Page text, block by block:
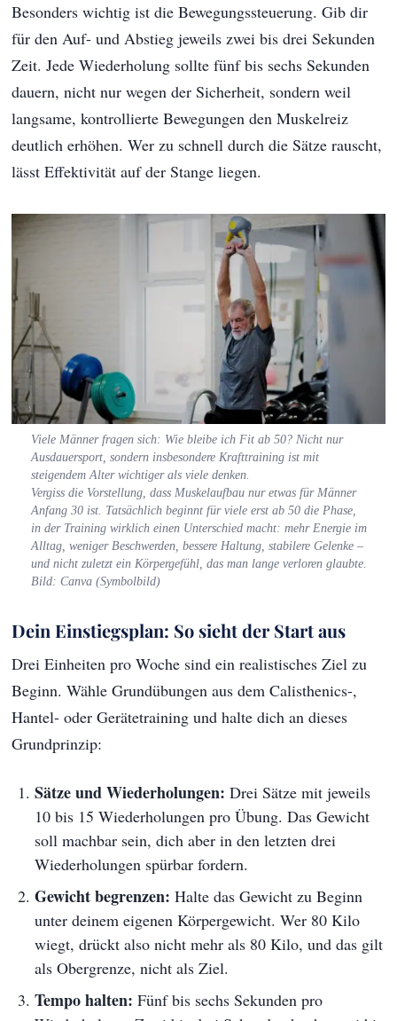
Besonders wichtig ist die Bewegungssteuerung. Gib dir
für den Auf- und Abstieg jeweils zwei bis drei Sekunden
Zeit. Jede Wiederholung sollte fünf bis sechs Sekunden
dauern, nicht nur wegen der Sicherheit, sondern weil
langsame, kontrollierte Bewegungen den Muskelreiz
deutlich erhöhen. Wer zu schnell durch die Sätze rauscht,
lässt Effektivität auf der Stange liegen.
Viele Männer fragen sich: Wie bleibe ich Fit ab 50? Nicht nur
Ausdauersport, sondern insbesondere Krafttraining ist mit
steigendem Alter wichtiger als viele denken.
Vergiss die Vorstellung, dass Muskelaufbau nur etwas für Männer
Anfang 30 ist. Tatsächlich beginnt für viele erst ab 50 die Phase,
in der Training wirklich einen Unterschied macht: mehr Energie im
Alltag, weniger Beschwerden, bessere Haltung, stabilere Gelenke –
und nicht zuletzt ein Körpergefühl, das man lange verloren glaubte.
Bild: Canva (Symbolbild)
Dein Einstiegsplan: So sieht der Start aus
Drei Einheiten pro Woche sind ein realistisches Ziel zu
Beginn. Wähle Grundübungen aus dem Calisthenics-,
Hantel- oder Gerätetraining und halte dich an dieses
Grundprinzip:
Sätze und Wiederholungen: Drei Sätze mit jeweils
10 bis 15 Wiederholungen pro Übung. Das Gewicht
soll machbar sein, dich aber in den letzten drei
Wiederholungen spürbar fordern.
Gewicht begrenzen: Halte das Gewicht zu Beginn
unter deinem eigenen Körpergewicht. Wer 80 Kilo
wiegt, drückt also nicht mehr als 80 Kilo, und das gilt
als Obergrenze, nicht als Ziel.
Tempo halten: Fünf bis sechs Sekunden pro